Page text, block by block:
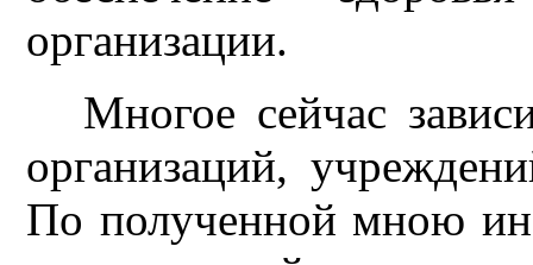
организации.
Многое сейчас
организаций,
По полученной мною